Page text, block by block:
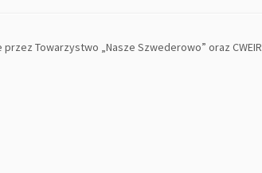
Towarzystwo „Nasze Szwederowo” oraz CWEIR